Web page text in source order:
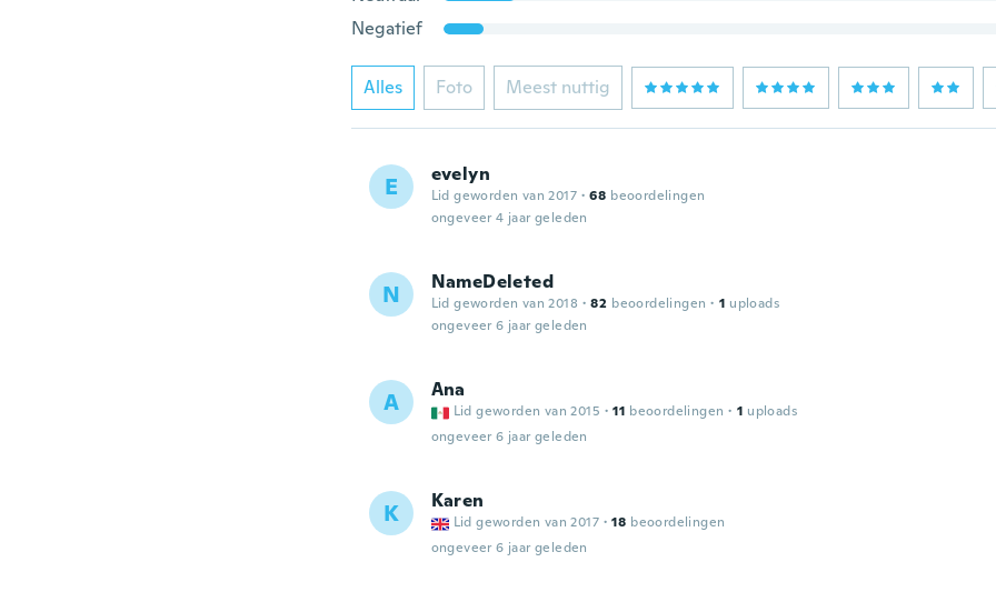
Negatief
Alles Foto Meest nuttig
E evelyn
Lid geworden van 2017 · 68 beoordelingen
ongeveer 4 jaar geleden
N NameDeleted
Lid geworden van 2018 · 82 beoordelingen · 1 uploads
ongeveer 6 jaar geleden
A Ana
Lid geworden van 2015 · 11 beoordelingen · 1 uploads
ongeveer 6 jaar geleden
K Karen
Lid geworden van 2017 · 18 beoordelingen
ongeveer 6 jaar geleden